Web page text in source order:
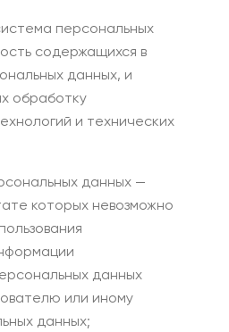
персональных
содержащихся в
данных, и
обработку
и технических
данных —
которых невозможно
данных
или иному
данных;